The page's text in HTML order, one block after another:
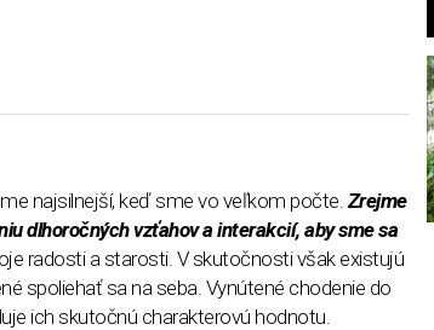
najsilnejší, keď sme vo veľkom počte. Zrejme
dlhoročných vzťahov a interakcií, aby sme sa
radosti a starosti. V skutočnosti však existujú
spoliehať sa na seba. Vynútené chodenie do
ich skutočnú charakterovú hodnotu.